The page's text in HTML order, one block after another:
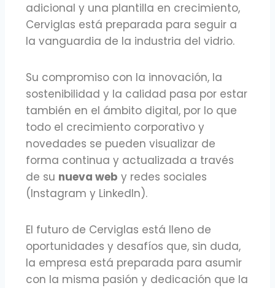
adicional y una plantilla en crecimiento,
Cerviglas está preparada para seguir a
la vanguardia de la industria del vidrio.
Su compromiso con la innovación, la
sostenibilidad y la calidad pasa por estar
también en el ámbito digital, por lo que
todo el crecimiento corporativo y
novedades se pueden visualizar de
forma continua y actualizada a través
de su nueva web y redes sociales
(Instagram y LinkedIn).
El futuro de Cerviglas está lleno de
oportunidades y desafíos que, sin duda,
la empresa está preparada para asumir
con la misma pasión y dedicación que la